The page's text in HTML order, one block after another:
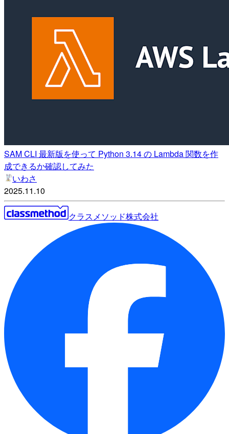
SAM CLI 最新版を使って Python 3.14 の Lambda 関数を作
成できるか確認してみた
いわさ
2025.11.10
クラスメソッド株式会社